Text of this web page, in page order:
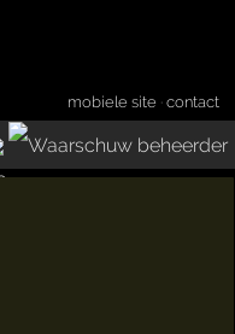
mobiele site ·contact